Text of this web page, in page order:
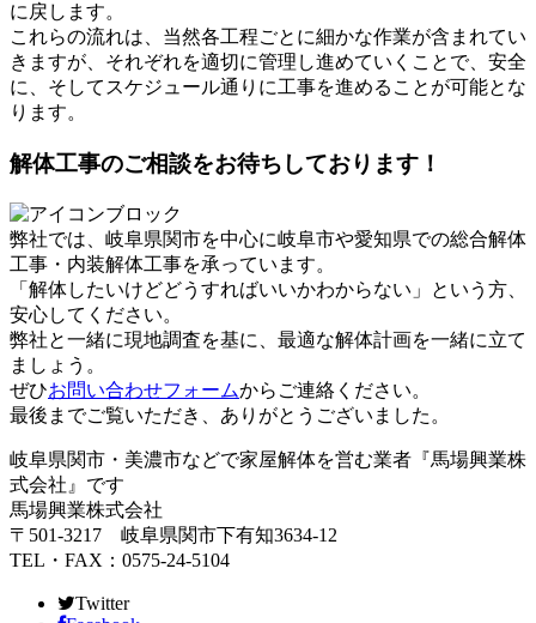
に戻します。
これらの流れは、当然各工程ごとに細かな作業が含まれてい
きますが、それぞれを適切に管理し進めていくことで、安全
に、そしてスケジュール通りに工事を進めることが可能とな
ります。
解体工事のご相談をお待ちしております！
弊社では、岐阜県関市を中心に岐阜市や愛知県での総合解体
工事・内装解体工事を承っています。
「解体したいけどどうすればいいかわからない」という方、
安心してください。
弊社と一緒に現地調査を基に、最適な解体計画を一緒に立て
ましょう。
ぜひお問い合わせフォームからご連絡ください。
最後までご覧いただき、ありがとうございました。
岐阜県関市・美濃市などで家屋解体を営む業者『馬場興業株
式会社』です
馬場興業株式会社
〒501-3217 岐阜県関市下有知3634‐12
TEL・FAX：0575-24-5104
Twitter